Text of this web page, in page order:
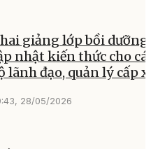
giảng lớp bồi dưỡng,
nhật kiến thức cho
lãnh đạo, quản lý cấp
28/05/2026